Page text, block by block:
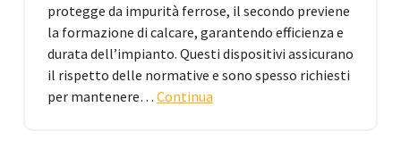
protegge da impurità ferrose, il secondo previene
la formazione di calcare, garantendo efficienza e
durata dell’impianto. Questi dispositivi assicurano
il rispetto delle normative e sono spesso richiesti
per mantenere… Continua